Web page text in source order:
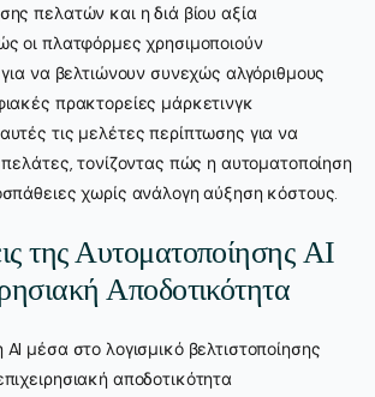
πελατών και η διά βίου αξία
οι πλατφόρμες χρησιμοποιούν
για να βελτιώνουν συνεχώς αλγόριθμους
πρακτορείες μάρκετινγκ
τις μελέτες περίπτωσης για να
πελάτες, τονίζοντας πώς η αυτοματοποίηση
χωρίς ανάλογη αύξηση κόστους.
της Αυτοματοποίησης AI
Αποδοτικότητα
μέσα στο λογισμικό βελτιστοποίησης
αποδοτικότητα